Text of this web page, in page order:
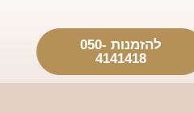
להזמנות 050-
4141418